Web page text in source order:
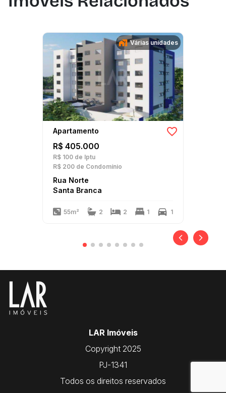
Várias unidades
Apartamento
R$ 405.000
R$ 100 de Iptu
R$ 200 de Condomínio
Rua Norte
Santa Branca
55m² 2 2 1 1
LAR Imóveis
Copyright 2025
PJ-1341
Todos os direitos reservados